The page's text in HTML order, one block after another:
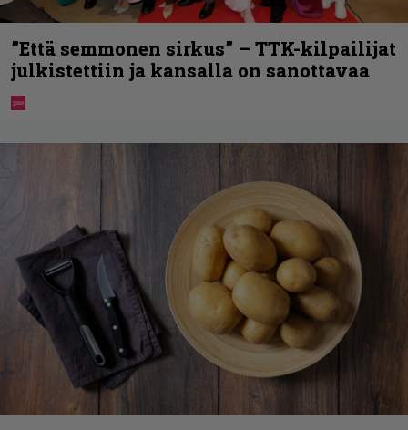
”Että semmonen sirkus” – TTK-kilpailijat
julkistettiin ja kansalla on sanottavaa